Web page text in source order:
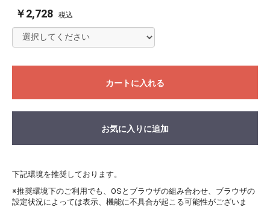
￥2,728 税込
カートに入れる
お気に入りに追加
下記環境を推奨しております。
※推奨環境下のご利用でも、OSとブラウザの組み合わせ、ブラウザの
設定状況によっては表示、機能に不具合が起こる可能性がございま